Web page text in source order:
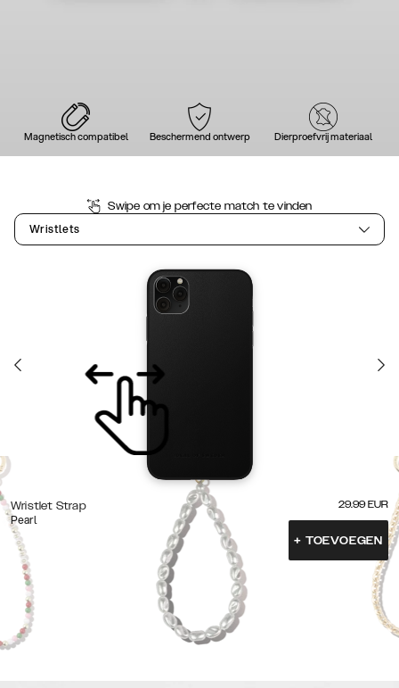
Magnetisch compatibel Beschermend ontwerp Dierproefvrij materiaal
Swipe om je perfecte match te vinden
Wristlets
Wristlet Strap
Pearl
29.99 EUR
+ TOEVOEGEN